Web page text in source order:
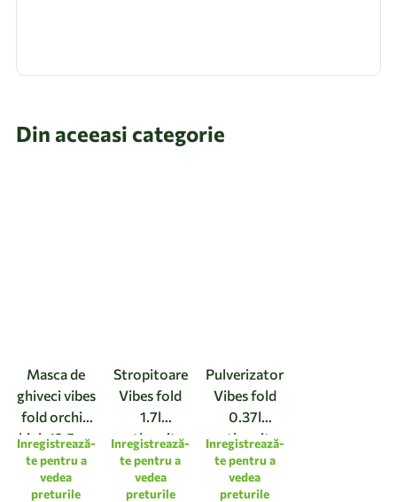
Din aceeasi categorie
Masca de
ghiveci vibes
fold orchid
high 12,5cm
linen white
Inregistrează-
te pentru a
vedea
preturile
Stropitoare
Vibes fold
1.7l
anthracite
Inregistrează-
te pentru a
vedea
preturile
Pulverizator
Vibes fold
0.37l
anthracite
Inregistrează-
te pentru a
vedea
preturile